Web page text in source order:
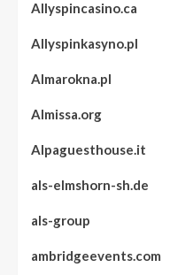
Allyspincasino.ca
Allyspinkasyno.pl
Almarokna.pl
Almissa.org
Alpaguesthouse.it
als-elmshorn-sh.de
als-group
ambridgeevents.com